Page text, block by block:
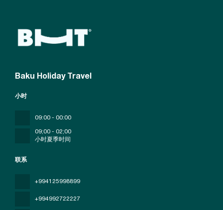
Baku Holiday Travel
联系
+994125998899
+994992722227
小时
09:00 - 00:00
09;00 - 02;00
小时夏季时间